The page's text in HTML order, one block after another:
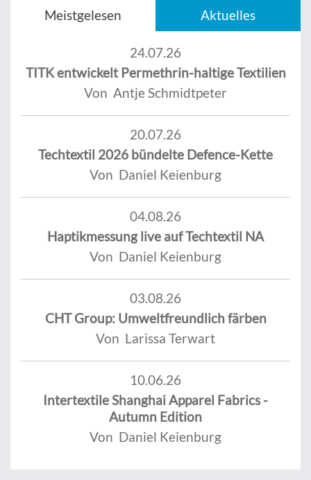
Meistgelesen Aktuelles
24.07.26
TITK entwickelt Permethrin-haltige Textilien
Von Antje Schmidtpeter
20.07.26
Techtextil 2026 bündelte Defence-Kette
Von Daniel Keienburg
04.08.26
Haptikmessung live auf Techtextil NA
Von Daniel Keienburg
03.08.26
CHT Group: Umweltfreundlich färben
Von Larissa Terwart
10.06.26
Intertextile Shanghai Apparel Fabrics -
Autumn Edition
Von Daniel Keienburg